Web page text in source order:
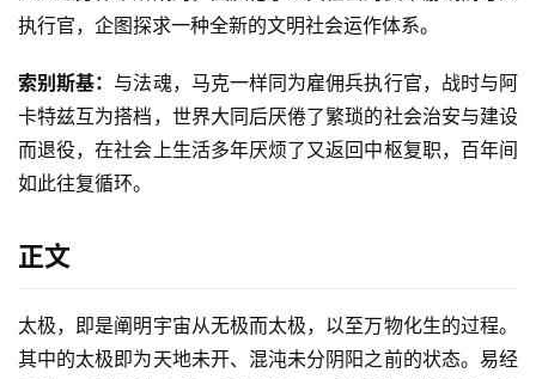
执行官，企图探求一种全新的文明社会运作体系。
索别斯基： 与法魂，马克一样同为雇佣兵执行官，战时与阿
卡特兹互为搭档，世界大同后厌倦了繁琐的社会治安与建设
而退役，在社会上生活多年厌烦了又返回中枢复职，百年间
如此往复循环。
正文
太极，即是阐明宇宙从无极而太极，以至万物化生的过程。
其中的太极即为天地未开、混沌未分阴阳之前的状态。易经